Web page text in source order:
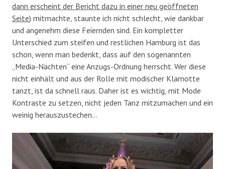
dann erscheint der Bericht dazu in einer neu geöffneten
Seite) mitmachte, staunte ich nicht schlecht, wie dankbar
und angenehm diese Feiernden sind. Ein kompletter
Unterschied zum steifen und restlichen Hamburg ist das
schon, wenn man bedenkt, dass auf den sogenannten
„Media-Nächten“ eine Anzugs-Ordnung herrscht. Wer diese
nicht einhält und aus der Rolle mit modischer Klamotte
tanzt, ist da schnell raus. Daher ist es wichtig, mit Mode
Kontraste zu setzen, nicht jeden Tanz mitzumachen und ein
weinig herauszustechen…